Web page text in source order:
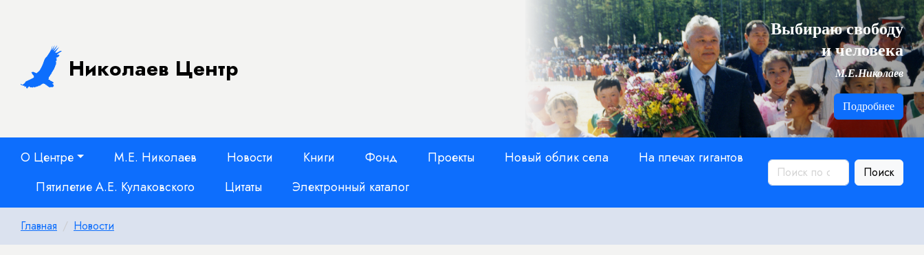
Николаев Центр
Выбираю свободу
и человека
М.Е.Николаев
Подробнее
О Центре М.Е. Николаев Новости Книги Фонд Проекты Новый облик села
На плечах гигантов
Пятилетие А.Е. Кулаковского
Цитаты Электронный каталог
Поиск
Главная Новости